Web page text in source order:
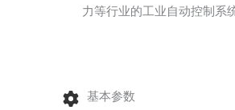
力等行业的工业自动控制系
基本参数